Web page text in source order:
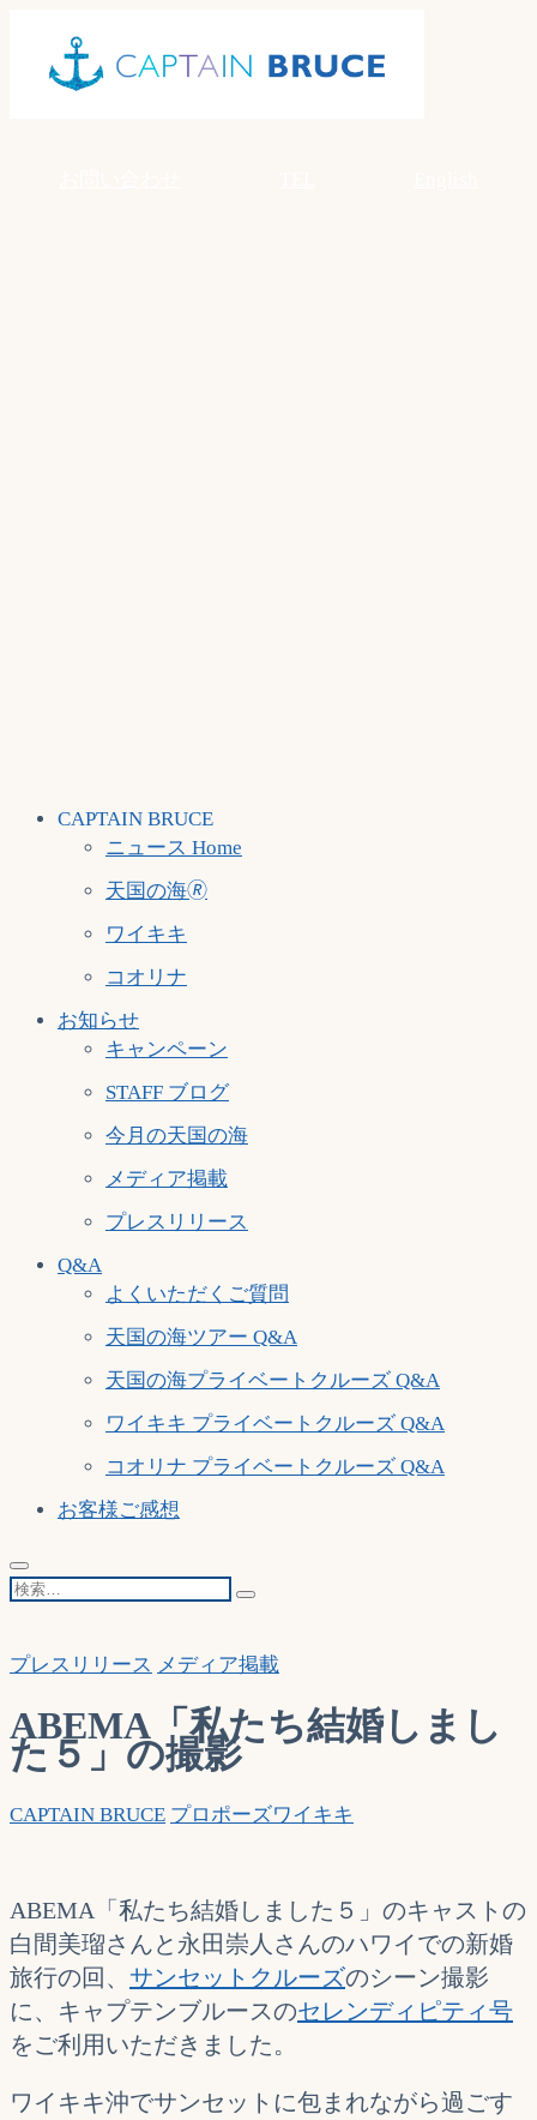
content
CAPTAIN BRUCE
ニュース Home
天国の海🄬
ワイキキ
コオリナ
お知らせ
キャンペーン
STAFF ブログ
今月の天国の海
メディア掲載
プレスリリース
Q&A
よくいただくご質問
天国の海ツアー Q&A
天国の海プライベートクルーズ Q&A
ワイキキ プライベートクルーズ Q&A
コオリナ プライベートクルーズ Q&A
お客様ご感想
検
プレスリリース メディア掲載
ABEMA「私たち結婚しまし
た５」の撮影
CAPTAIN BRUCE プロポーズワイキキ
ABEMA「私たち結婚しました５」のキャストの
白間美瑠さんと永田崇人さんのハワイでの新婚
旅行の回、 サンセットクルーズのシーン撮影
に、キャプテンブルースのセレンディピティ号
をご利用いただきました。
ワイキキ沖でサンセットに包まれながら過ごす